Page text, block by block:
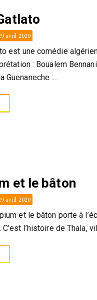
avril 2020
est une comédie
: Boualem
Guenaneche :…
et le bâton
avril 2020
et le bâton porte à
l’histoire de Thala,